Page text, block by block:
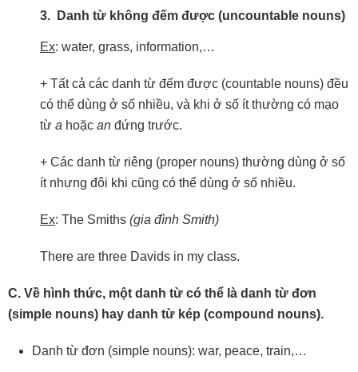
3. Danh từ không đếm được (uncountable nouns)
Ex: water, grass, information,…
+ Tất cả các danh từ đếm được (countable nouns) đều
có thể dùng ở số nhiều, và khi ở số ít thường có mạo
từ a hoặc an đứng trước.
+ Các danh từ riêng (proper nouns) thường dùng ở số
ít nhưng đôi khi cũng có thể dùng ở số nhiều.
Ex: The Smiths (gia đình Smith)
There are three Davids in my class.
C. Về hình thức, một danh từ có thể là danh từ đơn
(simple nouns) hay danh từ kép (compound nouns).
Danh từ đơn (simple nouns): war, peace, train,…